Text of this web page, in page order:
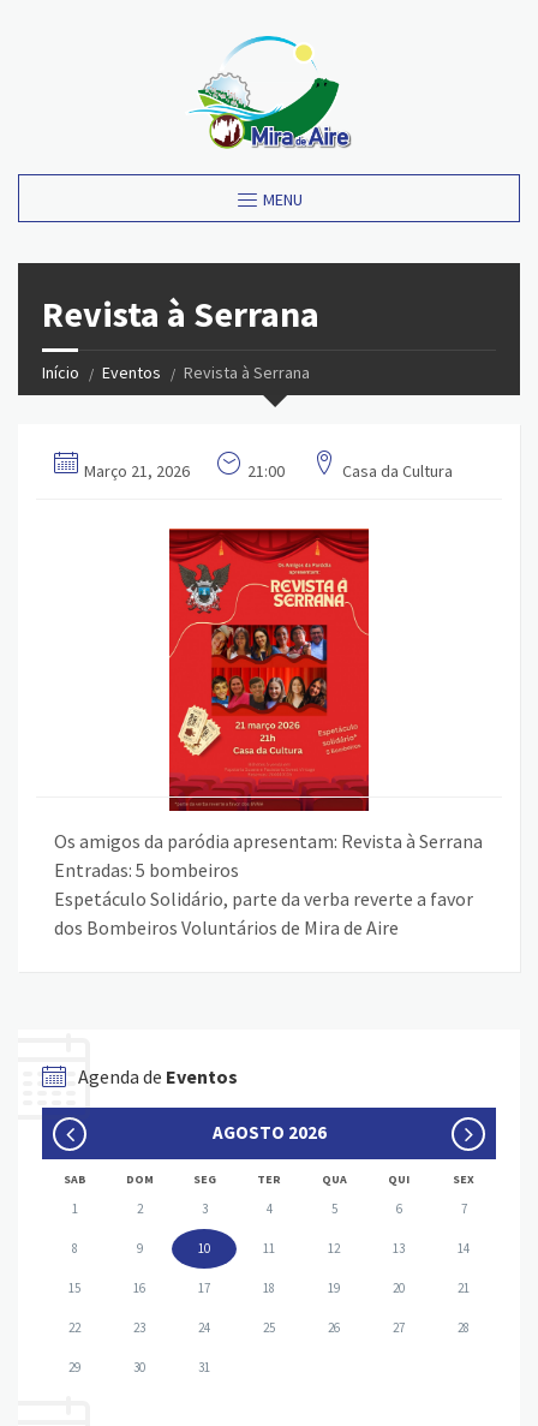
MENU
Revista à Serrana
Início Eventos Revista à Serrana
Março 21, 2026 21:00 Casa da Cultura
Os amigos da paródia apresentam: Revista à Serrana
Entradas: 5 bombeiros
Espetáculo Solidário, parte da verba reverte a favor
dos Bombeiros Voluntários de Mira de Aire
Agenda de Eventos
AGOSTO 2026
SAB DOM SEG TER QUA QUI SEX
1 2 3 4 5 6 7
8 9 10 11 12 13 14
15 16 17 18 19 20 21
22 23 24 25 26 27 28
29 30 31